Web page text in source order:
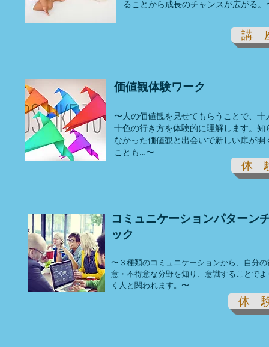
ることから成長のチャンスが広がる。
講
価値観体験ワーク
〜人の価値観を見せてもらうことで、十
十色の行き方を体験的に理解します。知
なかった価値観と出会いで新しい扉が開
ことも…〜
体
コミュニケーションパターン
ック
〜３種類のコミュニケーションから、自分の
意・不得意な分野を知り、意識することで
く人と関われます。〜
体